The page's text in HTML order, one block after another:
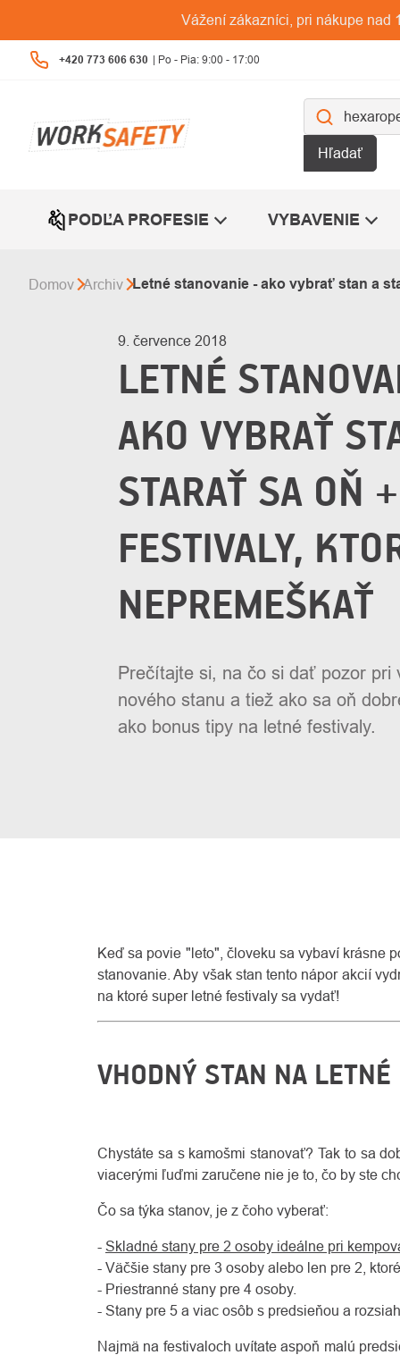
obsah
Vážení zákazníci, pri nákupe nad
+420 773 606 630
Hľadať
PODĽA PROFESIE VYBAVENIE
Domov Archiv Letné stanovanie - ako vybrať stan a
9. července 2018
LETNÉ
AKO VYBRAŤ
STARAŤ SA OŇ +
FESTIVALY,
NEPREMEŠKAŤ
Prečítajte si, na čo si dať pozor pri
nového stanu a tiež ako sa oň
ako bonus tipy na letné festivaly.
Keď sa povie "leto", človeku sa vybaví krásne
stanovanie. Aby však stan tento nápor akcií
na ktoré super letné festivaly sa vydať!
VHODNÝ STAN NA
Chystáte sa s kamošmi stanovať? Tak to sa
viacerými ľuďmi zaručene nie je to, čo by ste
Čo sa týka stanov, je z čoho vyberať:
- Skladné stany pre 2 osoby ideálne pri
- Väčšie stany pre 3 osoby alebo len pre 2,
- Priestranné stany pre 4 osoby.
- Stany pre 5 a viac osôb s predsieňou a
Najmä na festivaloch uvítate aspoň malú